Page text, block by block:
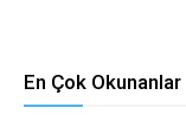
En Çok Okunanlar